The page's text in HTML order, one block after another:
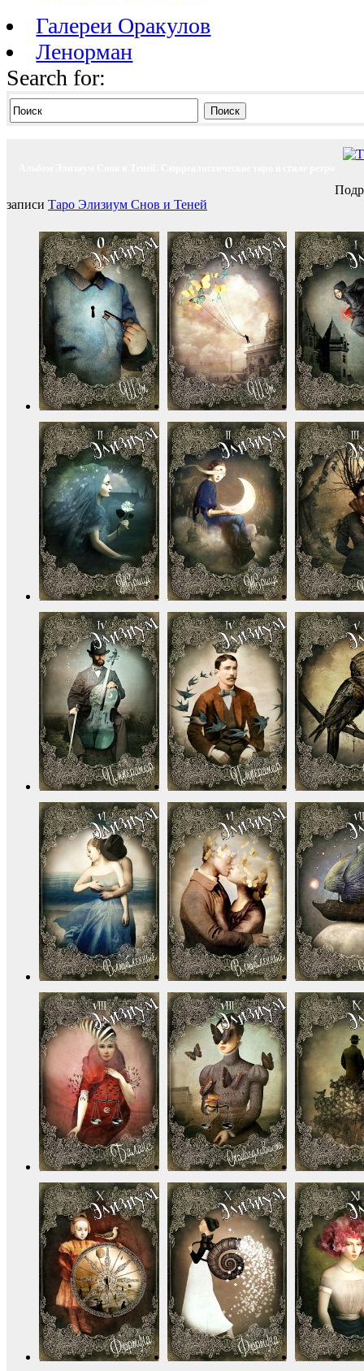
Галереи Оракулов
Ленорман
Search for:
Поиск
записи Таро Элизиум Снов и Теней